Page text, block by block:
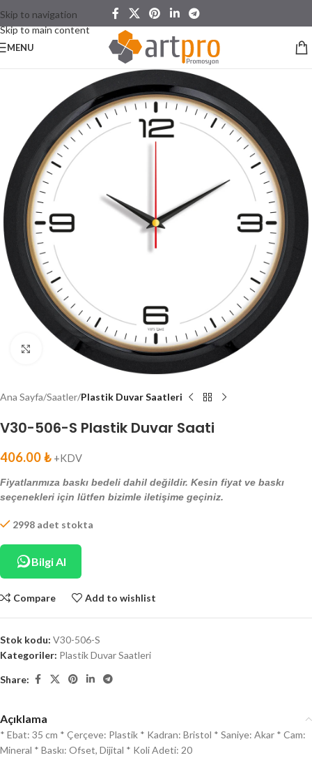
Skip to navigation
Skip to main content
MENU
Click to enlarge
Ana Sayfa Saatler Plastik Duvar Saatleri
V30-506-S Plastik Duvar Saati
406.00₺ +KDV
Fiyatlarımıza baskı bedeli dahil değildir. Kesin fiyat ve baskı
seçenekleri için lütfen bizimle iletişime geçiniz.
2998 adet stokta
Bilgi Al
Compare Add to wishlist
Stok kodu: V30-506-S
Kategoriler: Plastik Duvar Saatleri
Share:
Açıklama
* Ebat: 35 cm * Çerçeve: Plastik * Kadran: Bristol * Saniye: Akar * Cam:
Mineral * Baskı: Ofset, Dijital * Koli Adeti: 20